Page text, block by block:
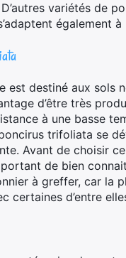
D’autres variétés de
également
est destiné aux sols
d’être très
à une basse
trifoliata se
Avant de choisir
de bien
à greffer, car la
certaines d’entre